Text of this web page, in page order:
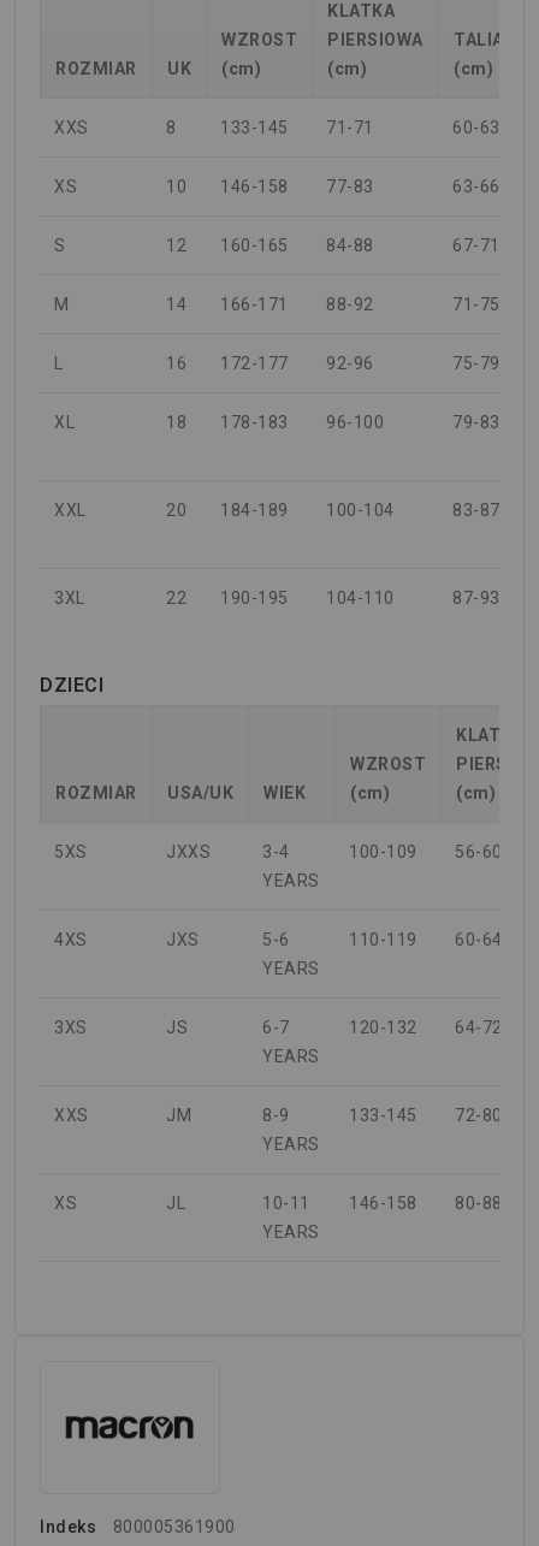
ROZMIAR UK
WZROST
(cm)
KLATKA
PIERSIOWA
(cm)
TALIA
(cm)
XXS 8 133-145 71-71 60-63
XS 10 146-158 77-83 63-66
S 12 160-165 84-88 67-71
M 14 166-171 88-92 71-75
16 172-177 92-96 75-79
XL 18 178-183 96-100 79-83
XXL 20 184-189 100-104 83-87
3XL 22 190-195 104-110 87-93
DZIECI
ROZMIAR USA/UK WIEK
WZROST
(cm)
KLATKA
(cm)
5XS JXXS
3-4
YEARS
100-109 56-60
4XS JXS
5-6
YEARS
110-119 60-64
3XS JS
6-7
YEARS
120-132 64-72
XXS JM
8-9
YEARS
133-145 72-80
XS JL
10-11
YEARS
146-158 80-88
Indeks
800005361900